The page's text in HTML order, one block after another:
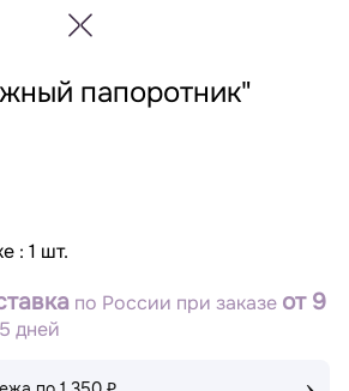
папоротник"
: 1 шт.
по России при заказе от 9
дней